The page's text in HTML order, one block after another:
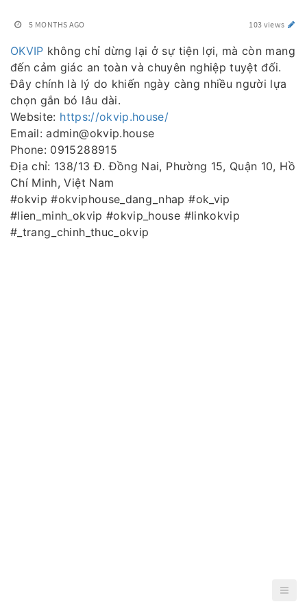
5 MONTHS AGO 103 views
OKVIP không chỉ dừng lại ở sự tiện lợi, mà còn mang
đến cảm giác an toàn và chuyên nghiệp tuyệt đối.
Đây chính là lý do khiến ngày càng nhiều người lựa
chọn gắn bó lâu dài.
Website: https://okvip.house/
Email: admin@okvip.house
Phone: 0915288915
Địa chỉ: 138/13 Đ. Đồng Nai, Phường 15, Quận 10, Hồ
Chí Minh, Việt Nam
#okvip #okviphouse_dang_nhap #ok_vip
#lien_minh_okvip #okvip_house #linkokvip
#_trang_chinh_thuc_okvip